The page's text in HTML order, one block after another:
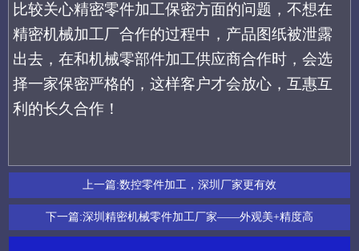
比较关心精密零件加工保密方面的问题，不想在
精密机械加工厂合作的过程中，产品图纸被泄露
出去，在和机械零部件加工供应商合作时，会选
择一家保密严格的，这样客户才会放心，互惠互
利的长久合作！
上一篇:数控零件加工，深圳厂家更有效
下一篇:深圳精密机械零件加工厂家——外观美+精度高